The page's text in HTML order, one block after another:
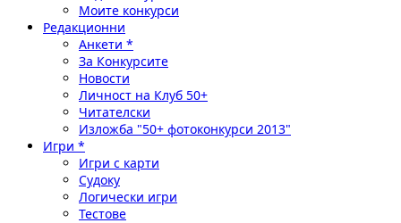
Моите конкурси
Редакционни
Анкети *
За Конкурсите
Новости
Личност на Клуб 50+
Читателски
Изложба "50+ фотоконкурси 2013"
Игри *
Игри с карти
Судоку
Логически игри
Тестове